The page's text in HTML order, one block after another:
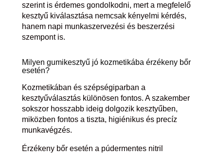
szerint is érdemes gondolkodni, mert a megfelelő
kesztyű kiválasztása nemcsak kényelmi kérdés,
hanem napi munkaszervezési és beszerzési
szempont is.
Milyen gumikesztyű jó kozmetikába érzékeny bőr
esetén?
Kozmetikában és szépségiparban a
kesztyűválasztás különösen fontos. A szakember
sokszor hosszabb ideig dolgozik kesztyűben,
miközben fontos a tiszta, higiénikus és precíz
munkavégzés.
Érzékeny bőr esetén a púdermentes nitril